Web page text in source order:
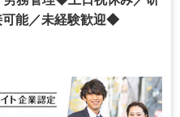
可能／未経験歓迎◆